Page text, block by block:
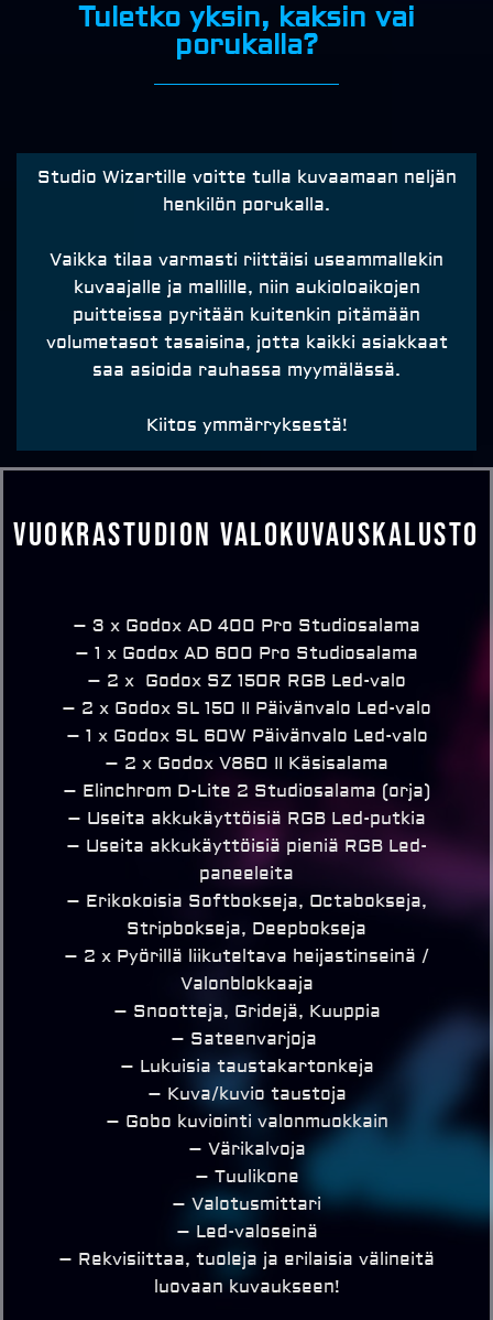
Tuletko yksin, kaksin vai
porukalla?
Studio Wizartille voitte tulla kuvaamaan neljän
henkilön porukalla.
Vaikka tilaa varmasti riittäisi useammallekin
kuvaajalle ja mallille, niin aukioloaikojen
puitteissa pyritään kuitenkin pitämään
volumetasot tasaisina, jotta kaikki asiakkaat
saa asioida rauhassa myymälässä.
Kiitos ymmärryksestä!
Vuokrastudion Valokuvauskalusto
– 3 x Godox AD 400 Pro Studiosalama
– 1 x Godox AD 600 Pro Studiosalama
– 2 x Godox SZ 150R RGB Led-valo
– 2 x Godox SL 150 II Päivänvalo Led-valo
– 1 x Godox SL 60W Päivänvalo Led-valo
– 2 x Godox V860 II Käsisalama
– Elinchrom D-Lite 2 Studiosalama (orja)
– Useita akkukäyttöisiä RGB Led-putkia
– Useita akkukäyttöisiä pieniä RGB Led-
paneeleita
– Erikokoisia Softbokseja, Octabokseja,
Stripbokseja, Deepbokseja
– 2 x Pyörillä liikuteltava heijastinseinä /
Valonblokkaaja
– Snootteja, Gridejä, Kuuppia
– Sateenvarjoja
– Lukuisia taustakartonkeja
– Kuva/kuvio taustoja
– Gobo kuviointi valonmuokkain
– Värikalvoja
– Tuulikone
– Valotusmittari
– Led-valoseinä
– Rekvisiittaa, tuoleja ja erilaisia välineitä
luovaan kuvaukseen!